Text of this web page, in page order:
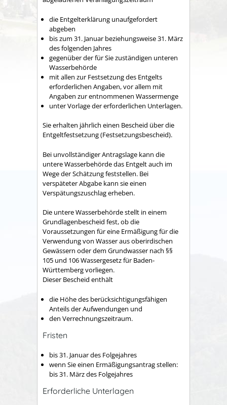
die Entgelterklärung unaufgefordert
abgeben
bis zum 31. Januar beziehungsweise 31. März
des folgenden Jahres
gegenüber der für Sie zuständigen unteren
Wasserbehörde
mit allen zur Festsetzung des Entgelts
erforderlichen Angaben, vor allem mit
Angaben zur entnommenen Wassermenge
unter Vorlage der erforderlichen Unterlagen.
Sie erhalten jährlich einen Bescheid über die
Entgeltfestsetzung (Festsetzungsbescheid).
Bei unvollständiger Antragslage kann die
untere Wasserbehörde das Entgelt auch im
Wege der Schätzung feststellen. Bei
verspäteter Abgabe kann sie einen
Verspätungszuschlag erheben.
Die untere Wasserbehörde stellt in einem
Grundlagenbescheid fest, ob die
Voraussetzungen für eine Ermäßigung für die
Verwendung von Wasser aus oberirdischen
Gewässern oder dem Grundwasser nach §§
105 und 106 Wassergesetz für Baden-
Württemberg vorliegen.
Dieser Bescheid enthält
die Höhe des berücksichtigungsfähigen
Anteils der Aufwendungen und
den Verrechnungszeitraum.
Fristen
bis 31. Januar des Folgejahres
wenn Sie einen Ermäßigungsantrag stellen:
bis 31. März des Folgejahres
Erforderliche Unterlagen